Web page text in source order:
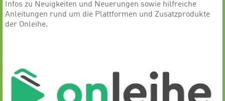
Infos zu Neuigkeiten und Neuerungen sowie hilfreiche
Anleitungen rund um die Plattformen und Zusatzprodukte
der Onleihe.